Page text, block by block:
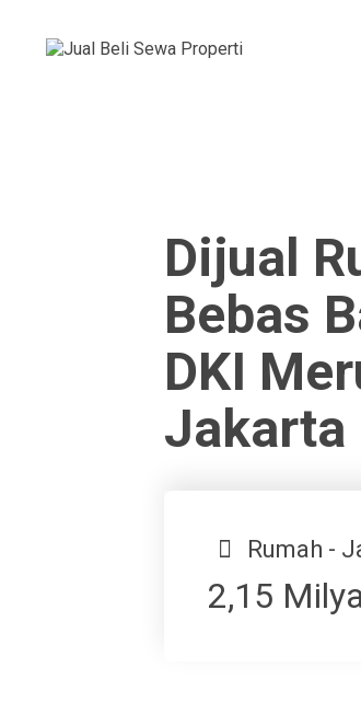
Dijual
Bebas
DKI
Jakarta
Rumah -
2,15